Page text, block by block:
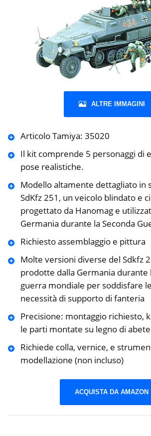
ALTRE IMMAGINI
Articolo Tamiya: 35020
Il kit comprende 5 personaggi di
pose realistiche.
Modello altamente dettagliato in
SdKfz 251, un veicolo blindato e
progettato da Hanomag e
Germania durante la Seconda
Richiesto assemblaggio e pittura
Molte versioni diverse del Sdkfz
prodotte dalla Germania durante
guerra mondiale per soddisfare
necessità di supporto di fanteria
Precisione: montaggio richiesto,
le parti montate su legno di
Richiede colla, vernice, e
modellazione (non incluso)
ACQUISTA DA AMAZON